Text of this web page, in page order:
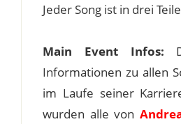
Jeder Song ist in drei
Main Event Infos:
Informationen zu allen
im Laufe seiner
wurden alle von